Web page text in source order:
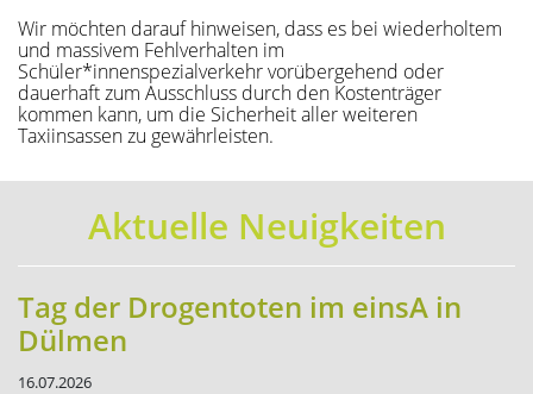
Wir möchten darauf hinweisen, dass es bei wiederholtem
und massivem Fehlverhalten im
Schüler*innenspezialverkehr vorübergehend oder
dauerhaft zum Ausschluss durch den Kostenträger
kommen kann, um die Sicherheit aller weiteren
Taxiinsassen zu gewährleisten.
Aktuelle Neuigkeiten
Tag der Drogentoten im einsA in
Dülmen
16.07.2026